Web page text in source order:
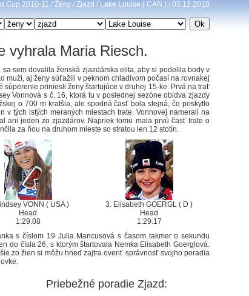
Cup 2010-11 / Ženy / Zjazd / Lake Louise ( CAN ) / 03.12.2010
vyhrala Maria Riesch.
sem dovalila ženská zjazdárska elita, aby si podelila body v
muži, aj ženy súťažili v peknom chladivom počasí na rovnakej
súperenie priniesli ženy štartujúce v druhej 15-ke. Prvá na trať
Vonnová s č. 16, ktorá tu v poslednej sezóne obidva zjazdy
o 700 m kratšia, ale spodná časť bola stejná, čo poskytlo
v tých istých meraných miestach trate. Vonnovej namerali na
ani jeden zo zjazdárov. Napriek tomu mala prvú časť trate o
za ňou na druhom mieste so stratou len 12 stotín.
VONN ( USA )
Head
3. Elisabeth GOERGL ( D )
Head
1:29.08
1:29.17
s číslom 19 Julia Mancusová s časom takmer o sekundu
do čísla 26, s ktorým štartovala Nemka Elisabeth Goerglová.
zo žien si môžu hneď zajtra overiť správnosť svojho poradia
Priebežné poradie Zjazd: